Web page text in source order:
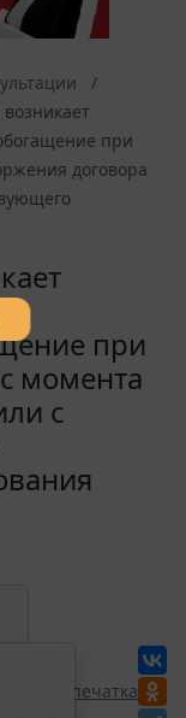
при
договора
при
момента
с
Перепечатка